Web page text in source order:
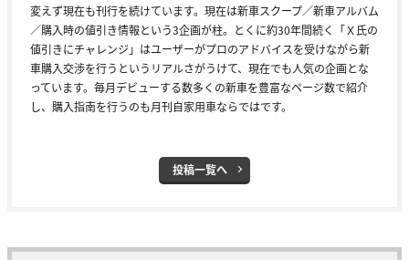
変えず現在も刊行を続けています。現在は新車スクープ／新車アルバム
／購入時の値引き情報という3企画が柱。とくに約30年間続く「Ｘ氏の
値引きにチャレンジ」はユーザーがプロのアドバイスを受けながら新
車購入交渉を行うというリアルさがうけて、現在でも人気の企画とな
っています。毎月デビューする数多くの新車を豊富なページ数で紹介
し、購入指南を行うのも月刊自家用車ならではです。
投稿一覧へ